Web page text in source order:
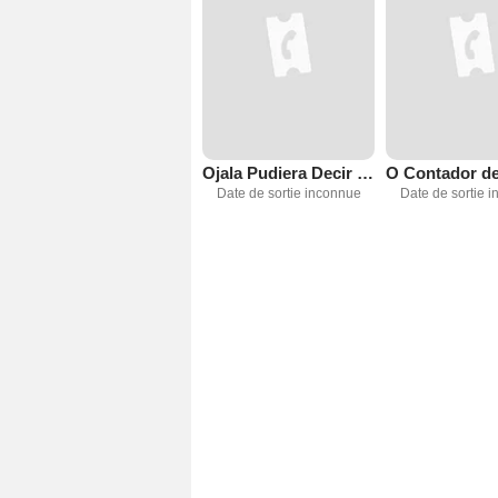
Ojala Pudiera Decir la Verdad
Date de sortie inconnue Date de sortie